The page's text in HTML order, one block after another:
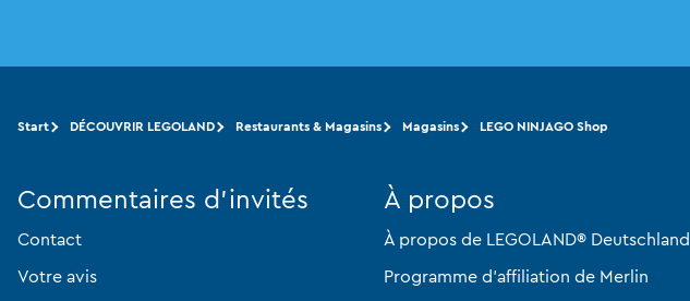
Start DÉCOUVRIR LEGOLAND Restaurants & Magasins Magasins LEGO NINJAGO Shop
Commentaires d'invités
Contact
Votre avis
À propos
À propos de LEGOLAND® Deutschland
Programme d'affiliation de Merlin